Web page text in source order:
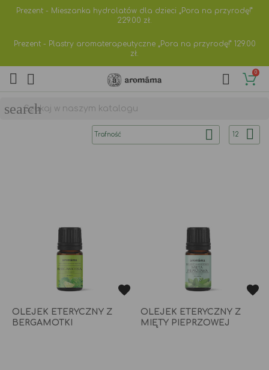
Prezent - Mieszanka hydrolatów dla dzieci „Pora na przyrodę!”
229.00 zł.
Prezent - Plastry aromaterapeutyczne „Pora na przyrodę!” 129.00
zł.
  0

search
Trafność  12 
OLEJEK ETERYCZNY Z
BERGAMOTKI
OLEJEK ETERYCZNY Z
MIĘTY PIEPRZOWEJ